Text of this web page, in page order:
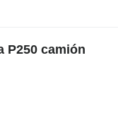
P250 camión